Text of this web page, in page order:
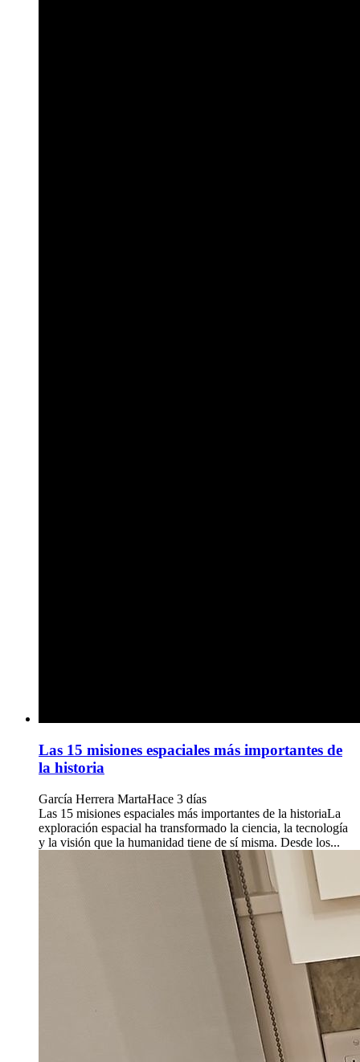
Las 15 misiones espaciales más importantes de
la historia
García Herrera MartaHace 3 días
Las 15 misiones espaciales más importantes de la historiaLa
exploración espacial ha transformado la ciencia, la tecnología
y la visión que la humanidad tiene de sí misma. Desde los...